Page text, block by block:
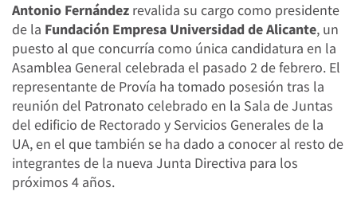
Antonio Fernández revalida su cargo como presidente
de la Fundación Empresa Universidad de Alicante, un
puesto al que concurría como única candidatura en la
Asamblea General celebrada el pasado 2 de febrero. El
representante de Provía ha tomado posesión tras la
reunión del Patronato celebrado en la Sala de Juntas
del edificio de Rectorado y Servicios Generales de la
UA, en el que también se ha dado a conocer al resto de
integrantes de la nueva Junta Directiva para los
próximos 4 años.